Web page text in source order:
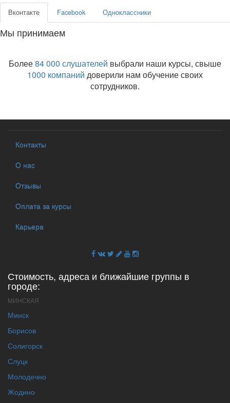
Вконтакте Facebook Одноклассники
Мы принимаем
Более84 000 слушателей выбрали наши курсы, свыше
1000 компаний доверили нам обучение своих
сотрудников.
Контакты
О нас
Отзывы
Оплата за курсы
Карьера
Стоимость, адреса и ближайшие группы в
городе:
МИНСКАЯ
Минск
Борисов
Солигорск
Слуцк
Молодечно
Жодино